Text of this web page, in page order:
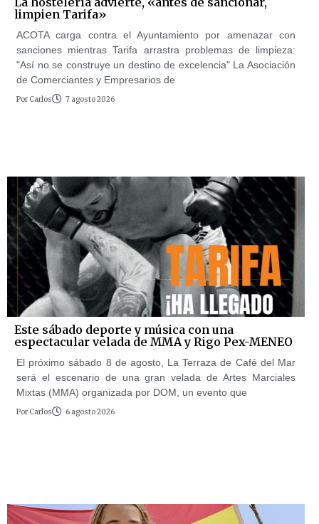
limpien Tarifa»
ACOTA carga contra el Ayuntamiento por amenazar con
sanciones mientras Tarifa arrastra problemas de limpieza:
"Así no se construye un destino de excelencia" La Asociación
de Comerciantes y Empresarios de
Por Carlos 7 agosto 2026
Este sábado deporte y música con una
espectacular velada de MMA y Rigo Pex-MENEO
El próximo sábado 8 de agosto, La Terraza de Café del Mar
será el escenario de una gran velada de Artes Marciales
Mixtas (MMA) organizada por DOM, un evento que
Por Carlos 6 agosto 2026